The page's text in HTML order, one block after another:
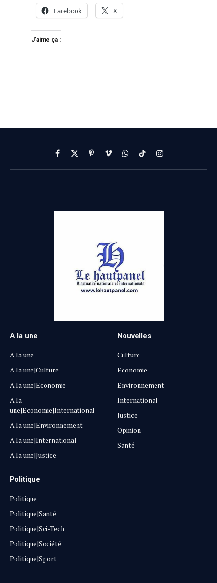
Facebook X
J’aime ça :
Facebook
X
(Twitter)
PinterestVimeoWhatsApp
TikTokInstagram
A la une
A la une
A la une|Culture
A la une|Economie
A la
une|Economie|International
A la une|Environnement
A la une|International
A la une|Justice
Nouvelles
Culture
Economie
Environnement
International
Justice
Opinion
Santé
Politique
Politique
Politique|Santé
Politique|Sci-Tech
Politique|Société
Politique|Sport